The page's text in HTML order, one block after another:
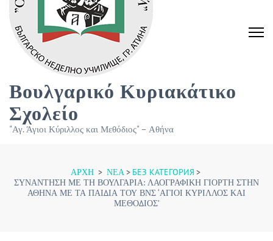
Βουλγαρικό Κυριακάτικο
Σχολείο
"Αγ. Άγιοι Κύριλλος και Μεθόδιος" – Αθήνα
ΑΡΧΉ > ΝΕΑ> БЕЗ КАТЕГОРИЯ >
ΣΥΝΆΝΤΗΣΗ ΜΕ ΤΗ ΒΟΥΛΓΑΡΊΑ: ΛΑΟΓΡΑΦΙΚΉ ΓΙΟΡΤΉ ΣΤΗΝ
ΑΘΉΝΑ ΜΕ ΤΑ ΠΑΙΔΙΆ ΤΟΥ ΒΝΣ ‘ΆΓΙΟΙ ΚΎΡΙΛΛΟΣ ΚΑΙ
ΜΕΘΌΔΙΟΣ’